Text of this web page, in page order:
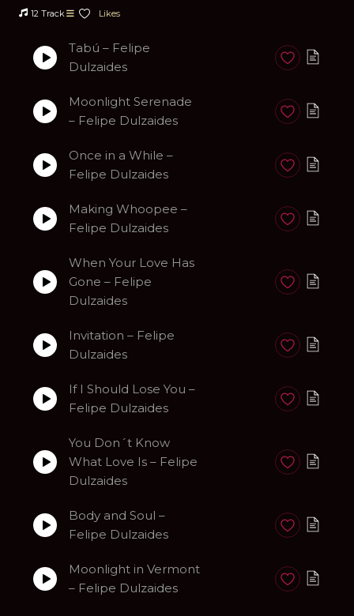
12 Track Likes
Tabú – Felipe
Dulzaides
Anadir a
Moonlight Serenade
– Felipe Dulzaides
Anadir a
Once in a While –
Felipe Dulzaides
Anadir a
Making Whoopee –
Felipe Dulzaides
Anadir a
When Your Love Has
Gone – Felipe
Dulzaides
Anadir a
Invitation – Felipe
Dulzaides
Anadir a
If I Should Lose You –
Felipe Dulzaides
Anadir a
You Don´t Know
What Love Is – Felipe
Dulzaides
Anadir a
Body and Soul –
Felipe Dulzaides
Anadir a
Moonlight in Vermont
– Felipe Dulzaides
Anadir a